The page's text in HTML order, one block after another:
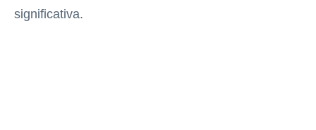
significativa.